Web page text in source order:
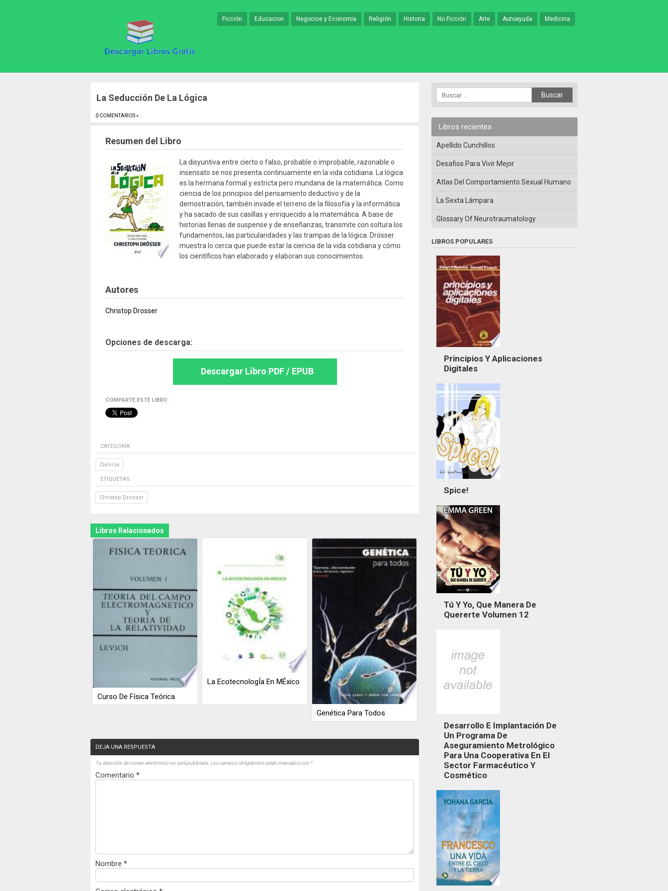
Ficción Educacion Negocios y Economia Religión Historia No Ficción Arte Autoayuda Medicina
La Seducción De La Lógica
0 COMENTARIOS »
Resumen del Libro
La disyuntiva entre cierto o falso, probable o improbable, razonable o
insensato se nos presenta continuamente en la vida cotidiana. La lógica
es la hermana formal y estricta pero mundana de la matemática. Como
ciencia de los principios del pensamiento deductivo y de la
demostración, también invade el terreno de la filosofía y la informática
y ha sacado de sus casillas y enriquecido a la matemática. A base de
historias llenas de suspense y de enseñanzas, transmite con soltura los
fundamentos, las particularidades y las trampas de la lógica. Drösser
muestra lo cerca que puede estar la ciencia de la vida cotidiana y cómo
los científicos han elaborado y elaboran sus conocimientos.
Autores
Christop Drosser
Opciones de descarga:
Descargar Libro PDF / EPUB
COMPARTE ESTE LIBRO:
CATEGORÍA
Ciencia
ETIQUETAS:
Christop Drosser
Libros Relacionados
Curso De Física Teórica
La EcotecnologÍa En MÉxico
Genética Para Todos
DEJA UNA RESPUESTA
Tu dirección de correo electrónico no será publicada. Los campos obligatorios están marcados con *
Comentario *
Nombre *
Libros recientes
Apellido Cunchillos
Desafios Para Vivir Mejor
Atlas Del Comportamiento Sexual Humano
La Sexta Lámpara
Glossary Of Neurotraumatology
LIBROS POPULARES
Principios Y Aplicaciones
Digitales
Spice!
Tú Y Yo, Que Manera De
Quererte Volumen 12
Desarrollo E Implantación De
Un Programa De
Aseguramiento Metrológico
Para Una Cooperativa En El
Sector Farmacéutico Y
Cosmético